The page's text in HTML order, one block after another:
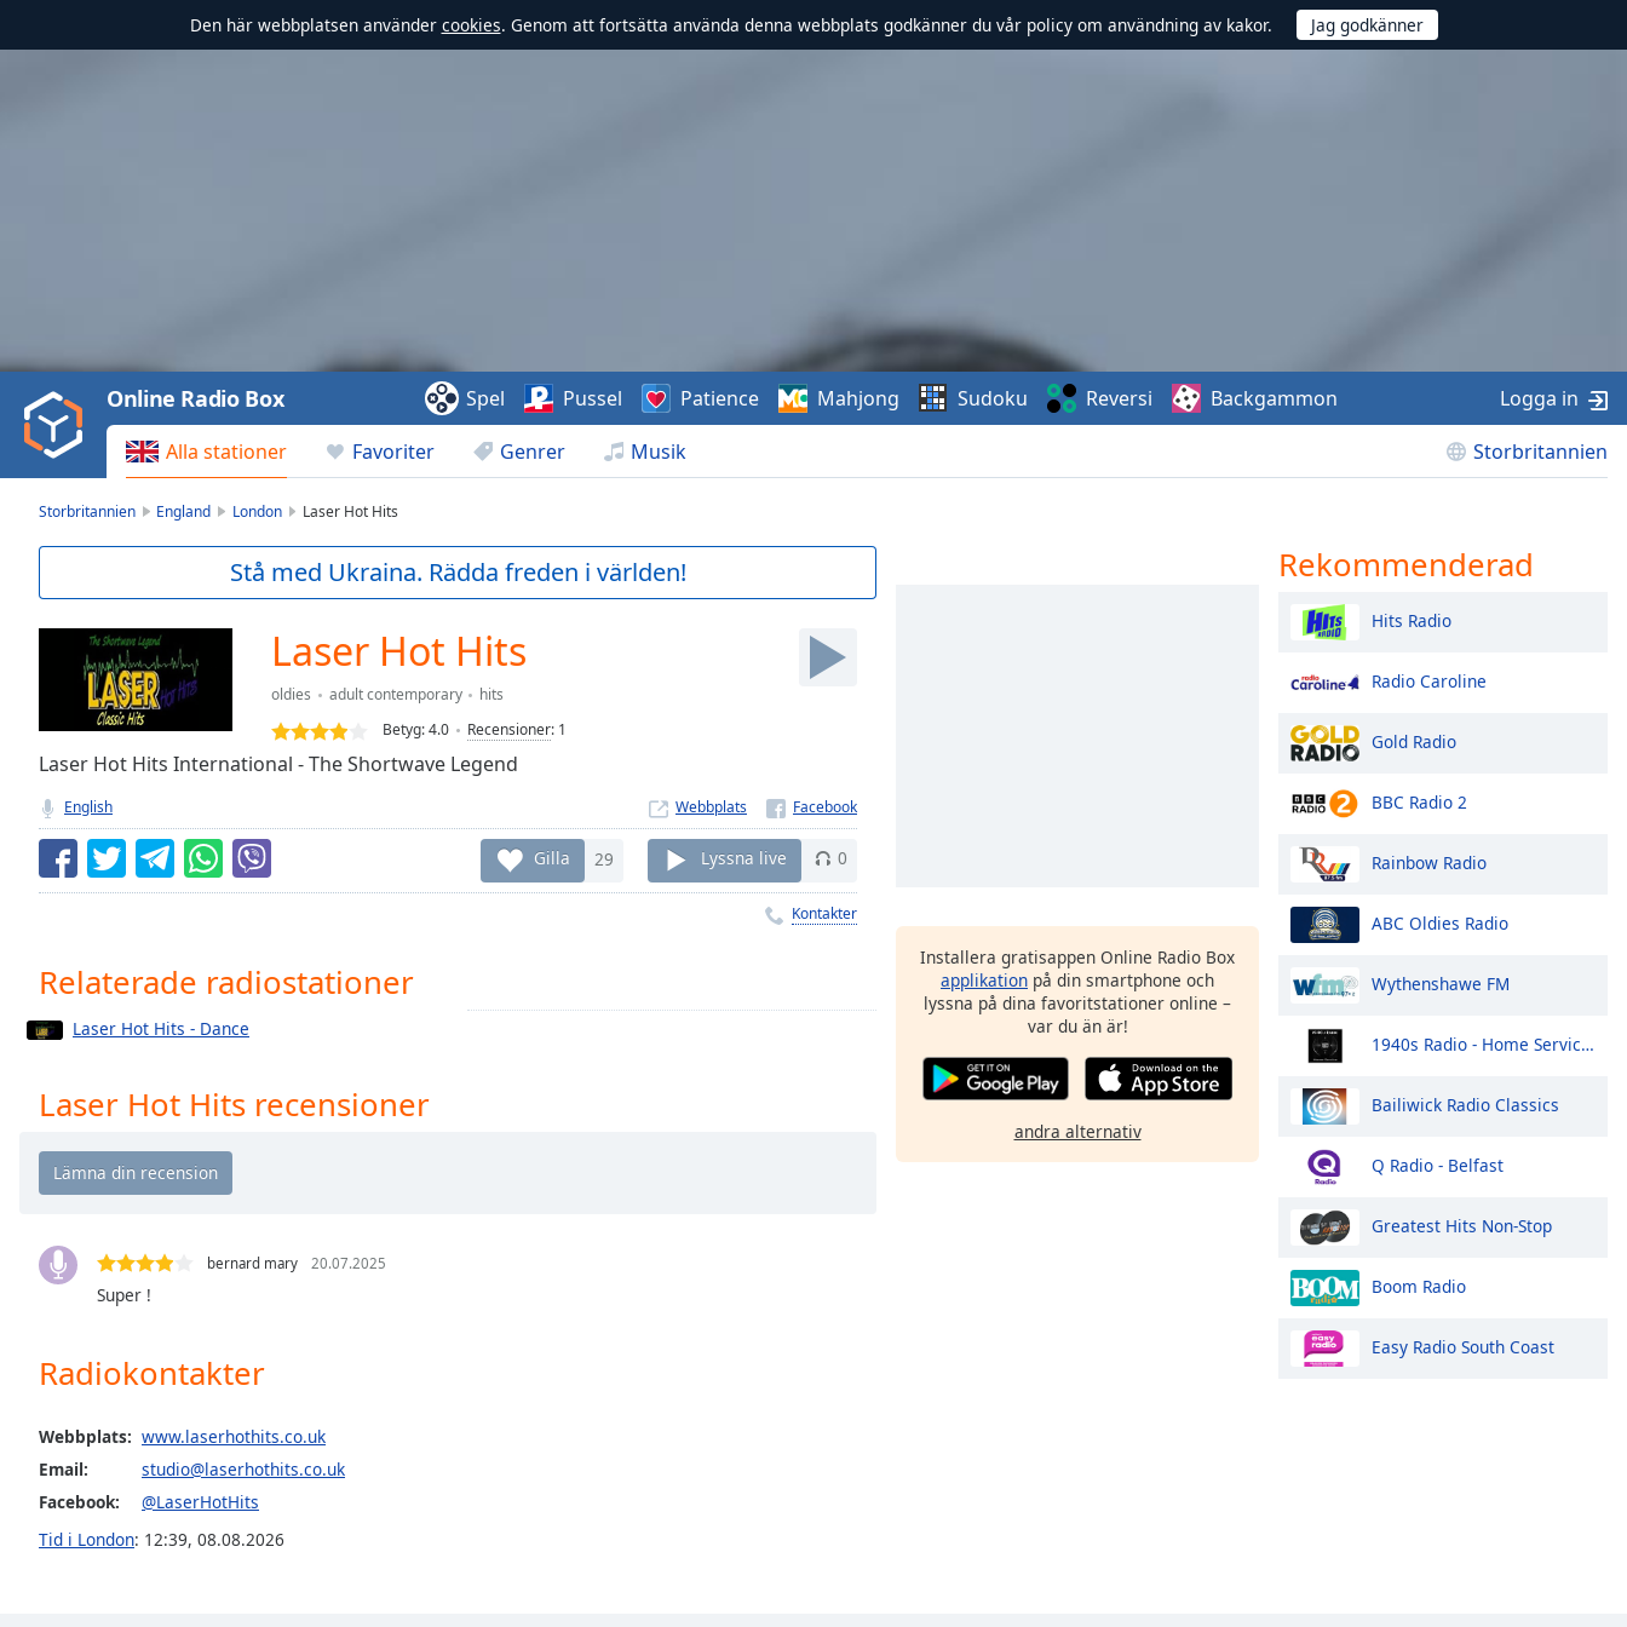
Den här webbplatsen använder cookies. Genom att fortsätta använda denna webbplats godkänner du vår policy om användning av kakor.
Play
Video
Play
Backward
Skip
Current
Duration-:-
Stream
TypeLIVE
live,
currently
behind
LIVE
Remaining
Playback
Rate
Chapters
Descriptions
off,
selected
subtitles
opens
subtitles
settings
dialog
subtitles
Alla stationer Favoriter Genrer Musik Storbritannien
Online Radio Box Spel Pussel Patience Mahjong Sudoku Reversi Backgammon Logga in
Storbritannien England London Laser Hot Hits
Stå med Ukraina. Rädda freden i världen!
Laser Hot Hits
oldies adult contemporary
hits
Betyg:4.0 Recensioner: 1
Laser Hot Hits International - The Shortwave Legend
English Webbplats
Gilla 29 Lyssna live 0
Kontakter
Relaterade radiostationer
Laser Hot Hits - Dance
Laser Hot Hits recensioner
bernard mary 20.07.2025
Super !
Radiokontakter
Webbplats: www.laserhothits.co.uk
Email:
studio@laserhothits.co.uk
Facebook:
@LaserHotHits
Tid i London: 12:39, 08.08.2026
Installera gratisappen Online Radio Box
applikation på din smartphone och
lyssna på dina favoritstationer online –
var du än är!
andra alternativ
Rekommenderad
Hits Radio
Radio Caroline
Gold Radio
BBC Radio 2
Rainbow Radio
ABC Oldies Radio
Wythenshawe FM
1940s Radio - Home Service - Pumpkin FM
Bailiwick Radio Classics
Q Radio - Belfast
Greatest Hits Non-Stop
Boom Radio
Easy Radio South Coast